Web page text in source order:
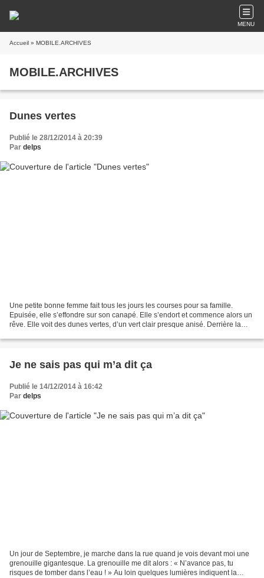
MENU
Accueil » MOBILE.ARCHIVES
MOBILE.ARCHIVES
Dunes vertes
Publié le 28/12/2014 à 20:39
Par delps
Une petite bonne femme fait tous les jours les courses pour sa famille.
Epuisée, elle s’effondre sur son canapé. Elle s’endort et commence alors un
rêve. Elle voit des dunes vertes, d’un vert clair presque anisé. Derrière la
Je ne sais pas qui m’a dit ça
Publié le 14/12/2014 à 16:42
Par delps
Un jour de Septembre, je marche dans la rue quand je vois devant moi une
grenouille gigantesque. La grenouille me dit alors : « N’avance pas, tu
risques de tomber dans l’eau ! » Au loin quelques lumières indiquent la